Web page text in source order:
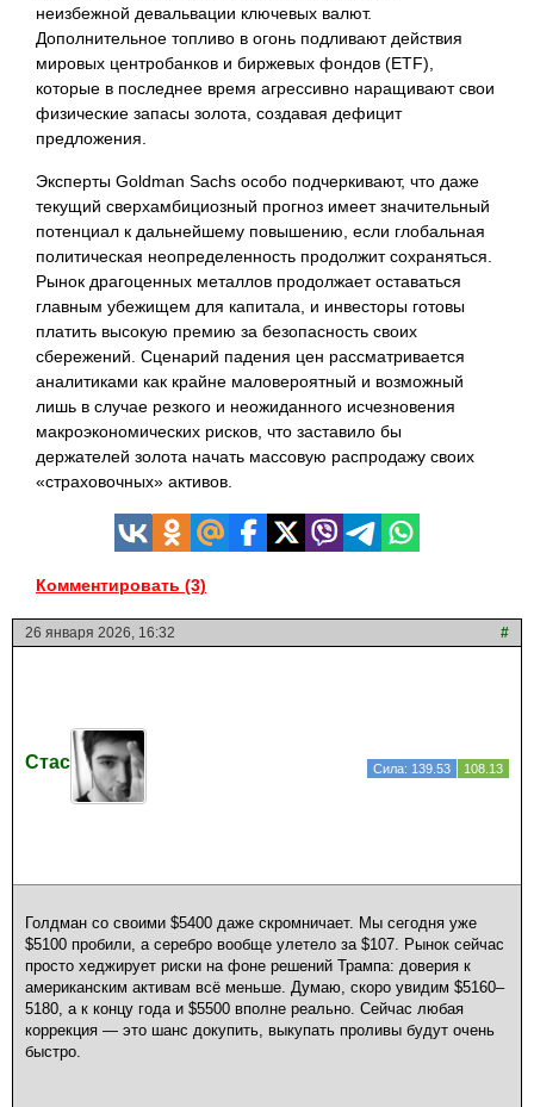
неизбежной девальвации ключевых валют.
Дополнительное топливо в огонь подливают действия
мировых центробанков и биржевых фондов (ETF),
которые в последнее время агрессивно наращивают свои
физические запасы золота, создавая дефицит
предложения.
Эксперты Goldman Sachs особо подчеркивают, что даже
текущий сверхамбициозный прогноз имеет значительный
потенциал к дальнейшему повышению, если глобальная
политическая неопределенность продолжит сохраняться.
Рынок драгоценных металлов продолжает оставаться
главным убежищем для капитала, и инвесторы готовы
платить высокую премию за безопасность своих
сбережений. Сценарий падения цен рассматривается
аналитиками как крайне маловероятный и возможный
лишь в случае резкого и неожиданного исчезновения
макроэкономических рисков, что заставило бы
держателей золота начать массовую распродажу своих
«страховочных» активов.
Комментировать (3)
26 января 2026, 16:32 #
Стас Сила: 139.53 108.13
Голдман со своими $5400 даже скромничает. Мы сегодня уже
$5100 пробили, а серебро вообще улетело за $107. Рынок сейчас
просто хеджирует риски на фоне решений Трампа: доверия к
американским активам всё меньше. Думаю, скоро увидим $5160–
5180, а к концу года и $5500 вполне реально. Сейчас любая
коррекция — это шанс докупить, выкупать проливы будут очень
быстро.